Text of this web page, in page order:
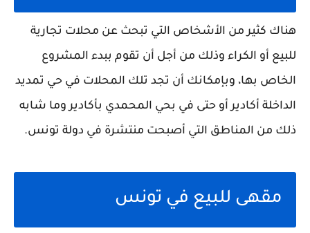
هناك كثير من الأشخاص التي تبحث عن محلات تجارية
للبيع أو الكراء وذلك من أجل أن تقوم ببدء المشروع
الخاص بها، وبإمكانك أن تجد تلك المحلات في حي تمديد
الداخلة أكادير أو حتى في بحي المحمدي بأكادير وما شابه
ذلك من المناطق التي أصبحت منتشرة في دولة تونس.
مقهى للبيع في تونس